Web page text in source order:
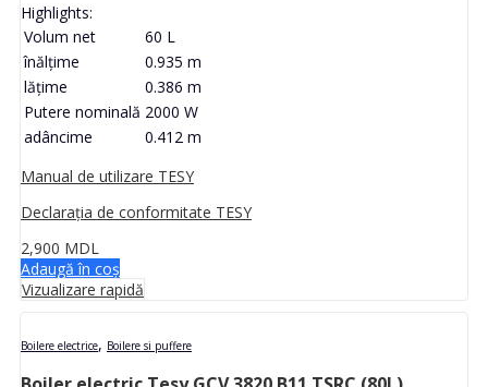
Highlights:
Volum net
60 L
înălţime
0.935 m
lăţime
0.386 m
Putere nominală 2000 W
adâncime
0.412 m
Manual de utilizare TESY
Declarația de conformitate TESY
2,900 MDL
Adaugă în coș
Vizualizare rapidă
Boilere electrice, Boilere si puffere